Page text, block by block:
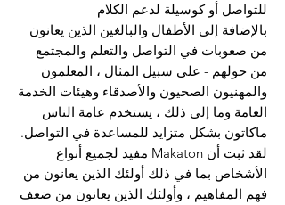
للتواصل أو كوسيلة لدعم الكلام
بالإضافة إلى الأطفال والبالغين الذين يعانون
من صعوبات في التواصل والتعلم والمجتمع
من حولهم - على سبيل المثال ، المعلمون
والمهنيون الصحيون والأصدقاء وهيئات الخدمة
العامة وما إلى ذلك ، يستخدم عامة الناس
ماكاتون بشكل متزايد للمساعدة في التواصل.
لقد ثبت أن Makaton مفيد لجميع أنواع
الأشخاص بما في ذلك أولئك الذين يعانون من
فهم المفاهيم ، وأولئك الذين يعانون من ضعف